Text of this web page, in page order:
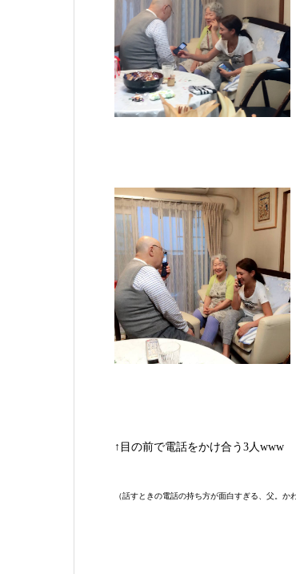
↑目の前で電話をかけ合う3人www
（話すときの電話の持ち方が面白すぎる、父。か